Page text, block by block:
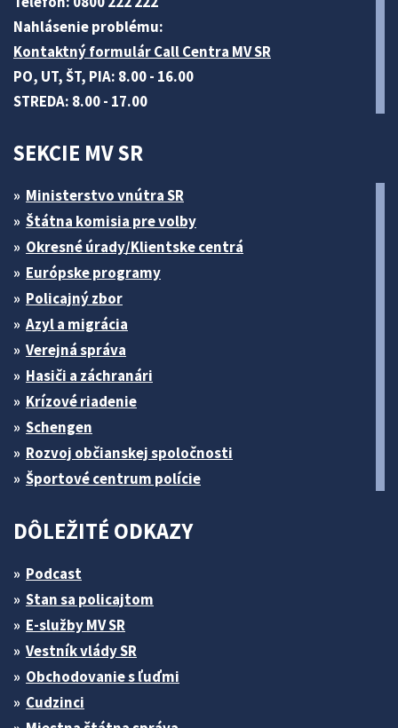
Nahlásenie problému:
Kontaktný formulár Call Centra MV SR
PO, UT, ŠT, PIA: 8.00 - 16.00
STREDA: 8.00 - 17.00
SEKCIE MV SR
Ministerstvo vnútra SR
Štátna komisia pre volby
Okresné úrady/Klientske centrá
Európske programy
Policajný zbor
Azyl a migrácia
Verejná správa
Hasiči a záchranári
Krízové riadenie
Schengen
Rozvoj občianskej spoločnosti
Športové centrum polície
DÔLEŽITÉ ODKAZY
Podcast
Stan sa policajtom
E-služby MV SR
Vestník vlády SR
Obchodovanie s ľuďmi
Cudzinci